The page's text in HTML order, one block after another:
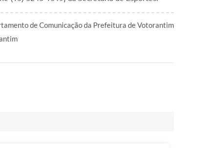
de Comunicação da Prefeitura de Votorantim